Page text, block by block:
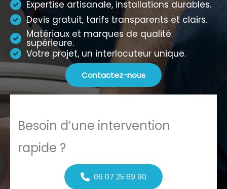
Expertise artisanale, installations durables.
Devis gratuit, tarifs transparents et clairs.
Matériaux et marques de qualité
supérieure.
Votre projet, un interlocuteur unique.
Contactez-nous
Besoin d’une intervention
rapide ?
06 07 25 69 90